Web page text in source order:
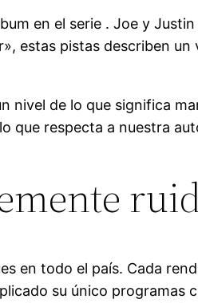
en el serie . Joe y
estas pistas describen un
nivel de lo que significa
que respecta a nuestra
en todo el país. Cada
su único programas